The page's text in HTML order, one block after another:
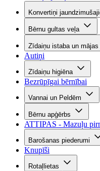
Konvertiņi
Bērnu gultas veļa
Zīdaiņu istaba un
Autiņi
Zīdaiņu higiēna
Bezrūpīgai bērnībai
Vannai un Peldēm
Bērnu apģērbs
ATTIPAS - Mazuļu
Barošanas piederumi
Knupīši
Rotaļlietas